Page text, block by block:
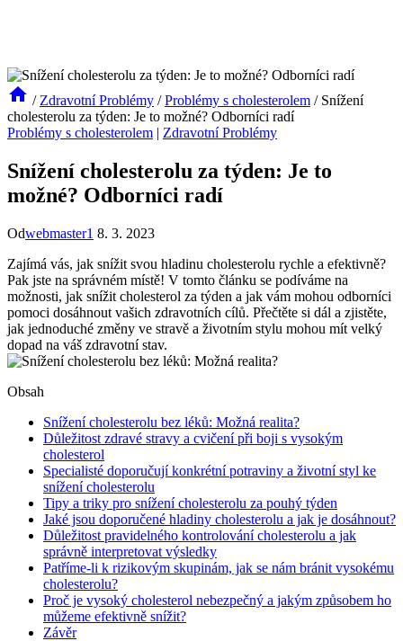
/ Zdravotní Problémy / Problémy s cholesterolem / Snížení
cholesterolu za týden: Je to možné? Odborníci radí
Problémy s cholesterolem | Zdravotní Problémy
Snížení cholesterolu za týden: Je to
možné? Odborníci radí
Odwebmaster1 8. 3. 2023
Zajímá vás, jak snížit svou hladinu cholesterolu rychle a efektivně?
Pak jste na správném místě! V tomto článku se podíváme na
možnosti, jak snížit cholesterol za týden a jak vám mohou odborníci
pomoci dosáhnout vašich zdravotních cílů. Přečtěte si dál a zjistěte,
jak jednoduché změny ve stravě a životním stylu mohou mít velký
dopad na váš zdravotní stav.
Obsah
Snížení cholesterolu bez léků: Možná realita?
Důležitost zdravé stravy a cvičení při boji s vysokým
cholesterol
Specialisté doporučují konkrétní potraviny a životní styl ke
snížení cholesterolu
Tipy a triky pro snížení cholesterolu za pouhý týden
Jaké jsou doporučené hladiny cholesterolu a jak je dosáhnout?
Důležitost pravidelného kontrolování cholesterolu a jak
správně interpretovat výsledky
Patříme-li k rizikovým skupinám, jak se nám bránit vysokému
cholesterolu?
Proč je vysoký cholesterol nebezpečný a jakým způsobem ho
můžeme efektivně snížit?
Závěr